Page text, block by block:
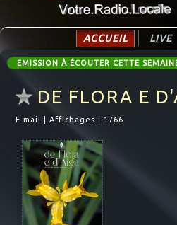
ACCUEIL LIVE
EMISSION À ÉCOUTER CETTE
DE FLORA E
E-mail Affichages : 1766